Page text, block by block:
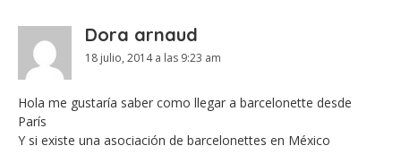
Dora arnaud
18 julio, 2014 a las 9:23 am
Hola me gustaría saber como llegar a barcelonette desde
París
Y si existe una asociación de barcelonettes en México